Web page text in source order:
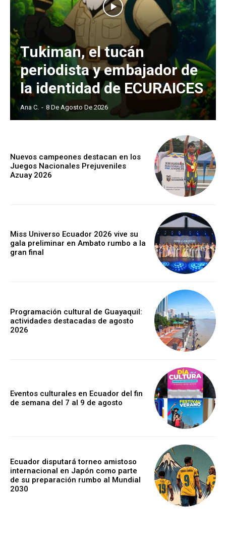
Tukiman, el tucán
periodista y embajador de
la identidad de ECURAICES
Ana C. - 8 De Agosto De 2026
Nuevos campeones destacan en los
Juegos Nacionales Prejuveniles
Azuay 2026
Miss Universo Ecuador 2026 vive su
gala preliminar en Ambato rumbo a la
gran final
Programación cultural de Guayaquil:
actividades destacadas de agosto
2026
Eventos culturales en Ecuador del fin
de semana del 7 al 9 de agosto
Ecuador disputará torneo amistoso
internacional en Japón como parte
de su preparación rumbo al Mundial
2030